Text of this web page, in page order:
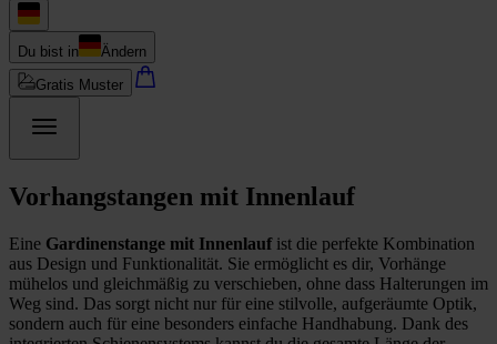
Du bist in
Ändern
Gratis Muster
Vorhangstangen mit Innenlauf
Eine Gardinenstange mit Innenlaufist die perfekte Kombination
aus Design und Funktionalität. Sie ermöglicht es dir, Vorhänge
mühelos und gleichmäßig zu verschieben, ohne dass Halterungen im
Weg sind. Das sorgt nicht nur für eine stilvolle, aufgeräumte Optik,
sondern auch für eine besonders einfache Handhabung. Dank des